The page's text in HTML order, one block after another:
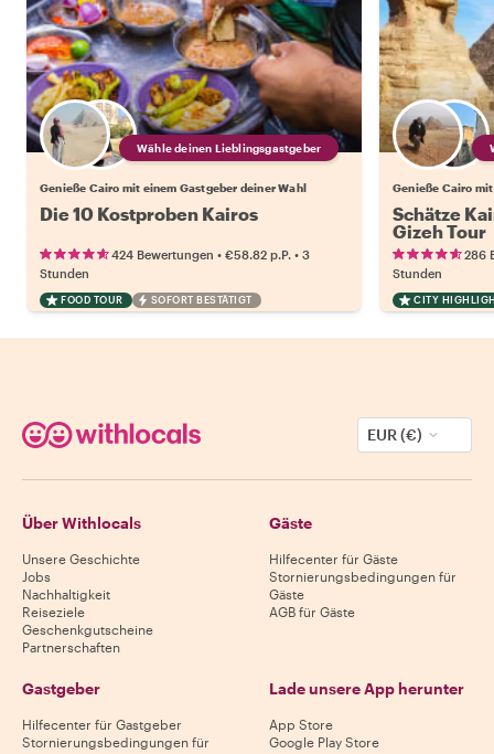
Wähle deinen Lieblingsgastgeber
Genieße Cairo mit einem Gastgeber deiner Wahl
Die 10 Kostproben Kairos
424 Bewertungen • €58.82 p.P. • 3
Stunden
FOOD TOUR SOFORT BESTÄTIGT
Genieße Cairo
Schätze
Gizeh Tour
286
Stunden
CITY
EUR (€)
Über Withlocals
Unsere Geschichte
Jobs
Nachhaltigkeit
Reiseziele
Geschenkgutscheine
Partnerschaften
Gäste
Hilfecenter für Gäste
Stornierungsbedingungen für
Gäste
AGB für Gäste
Gastgeber
Hilfecenter für Gastgeber
Stornierungsbedingungen für
Lade unsere App herunter
App Store
Google Play Store